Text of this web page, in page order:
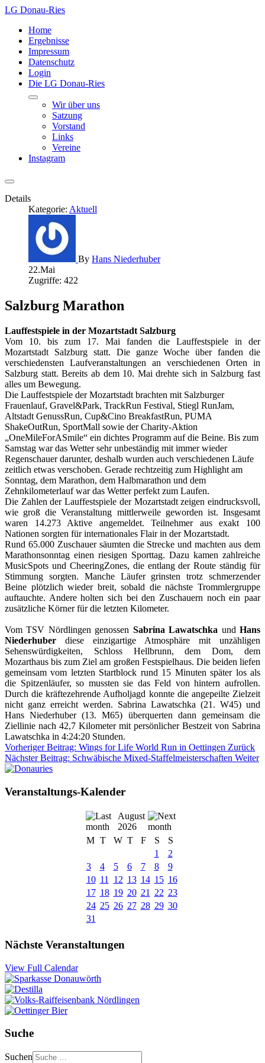
LG Donau-Ries
Home
Ergebnisse
Impressum
Datenschutz
Login
Die LG Donau-Ries
Wir über uns
Satzung
Vorstand
Links
Vereine
Instagram
Details
Kategorie: Aktuell
By Hans Niederhuber
22.Mai
Zugriffe: 422
Salzburg Marathon
Lauffestspiele in der Mozartstadt Salzburg
Vom 10. bis zum 17. Mai fanden die Lauffestspiele in der
Mozartstadt Salzburg statt. Die ganze Woche über fanden die
verschiedensten Laufveranstaltungen an verschiedenen Orten in
Salzburg statt. Bereits ab dem 10. Mai drehte sich in Salzburg fast
alles um Bewegung.
Die Lauffestspiele der Mozartstadt brachten mit Salzburger
Frauenlauf, Gravel&Park, TrackRun Festival, Stiegl RunJam,
Altstadt GenussRun, Cup&Cino BreakfastRun, PUMA
ShakeOutRun, SportMall sowie der Charity-Aktion
„OneMileForASmile“ ein dichtes Programm auf die Beine. Bis zum
Samstag war das Wetter sehr unbeständig mit immer wieder
Regenschauer darunter, deshalb wurden auch verschiedenen Läufe
zeitlich etwas verschoben. Gerade rechtzeitig zum Highlight am
Sonntag, dem Marathon, dem Halbmarathon und dem
Zehnkilometerlauf war das Wetter perfekt zum Laufen.
Die Zahlen der Lauffestspiele der Mozartstadt zeigen eindrucksvoll,
wie groß die Veranstaltung mittlerweile geworden ist. Insgesamt
waren 14.273 Aktive angemeldet. Teilnehmer aus exakt 100
Nationen sorgten für internationales Flair in der Mozartstadt.
Rund 65.000 Zuschauer säumten die Strecke und machten aus dem
Marathonsonntag einen riesigen Sporttag. Dazu kamen zahlreiche
MusicSpots und CheeringZones, die entlang der Route ständig für
Stimmung sorgten. Manche Läufer grinsten trotz schmerzender
Beine plötzlich wieder breit, sobald die nächste Trommlergruppe
auftauchte. Andere holten sich bei den Zuschauern noch ein paar
zusätzliche Körner für die letzten Kilometer.
Vom TSV Nördlingen genossen Sabrina Lawatschka undHans
Niederhuber diese einzigartige Atmosphäre mit unzähligen
Sehenswürdigkeiten, Schloss Hellbrunn, dem Dom, dem
Mozarthaus bis zum Ziel am großen Festspielhaus. Die beiden liefen
gemeinsam vom letzten Startblock rund 15 Minuten später los als
die Spitzenläufer, so mussten sie das Feld von hintern aufrollen.
Durch die kräftezehrende Aufholjagd konnte die angepeilte Zielzeit
nicht ganz erreicht werden. Sabrina Lawatschka (21. W45) und
Hans Niederhuber (13. M65) überquerten dann gemeinsam die
Ziellinie nach 42,7 Kilometer mit persönlicher Bestzeit von Sabrina
Lawatschka in 4:24:20 Stunden.
Vorheriger Beitrag: Wings for Life World Run in Oettingen Zurück
Nächster Beitrag: Schwäbische Mixed-Staffelmeisterschaften Weiter
Veranstaltungs-Kalender
August
2026
M T W T F S
S
1
2
3
4 5 6 7 8
9
10 11 12 13 14 15 16
17 18 19 20 21 22 23
24 25 26 27 28 29 30
31
Nächste Veranstaltungen
View Full Calendar
Suche
Suchen